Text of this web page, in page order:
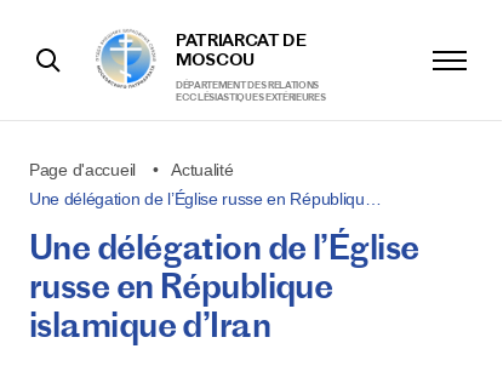
PATRIARCAT DE
MOSCOU
DÉPARTEMENT DES RELATIONS
ECCLÉSIASTIQUES EXTÉRIEURES
Page d'accueil
Actualité
Une délégation de l’Église russe en Républiqu…
Une délégation de l’Église
russe en République
islamique d’Iran